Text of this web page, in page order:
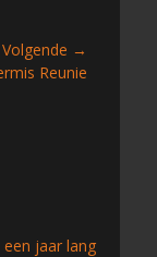
Volgende →
Reunie
jaar lang